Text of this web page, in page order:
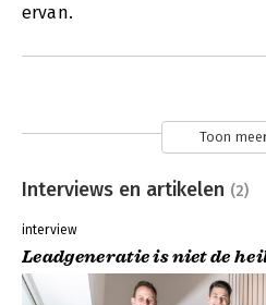
ervan.
Toon
Interviews en artikelen (2)
interview
Leadgeneratie is niet de